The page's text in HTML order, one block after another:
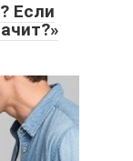
Если